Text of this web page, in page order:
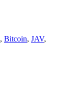
, Bitcoin, JAV,